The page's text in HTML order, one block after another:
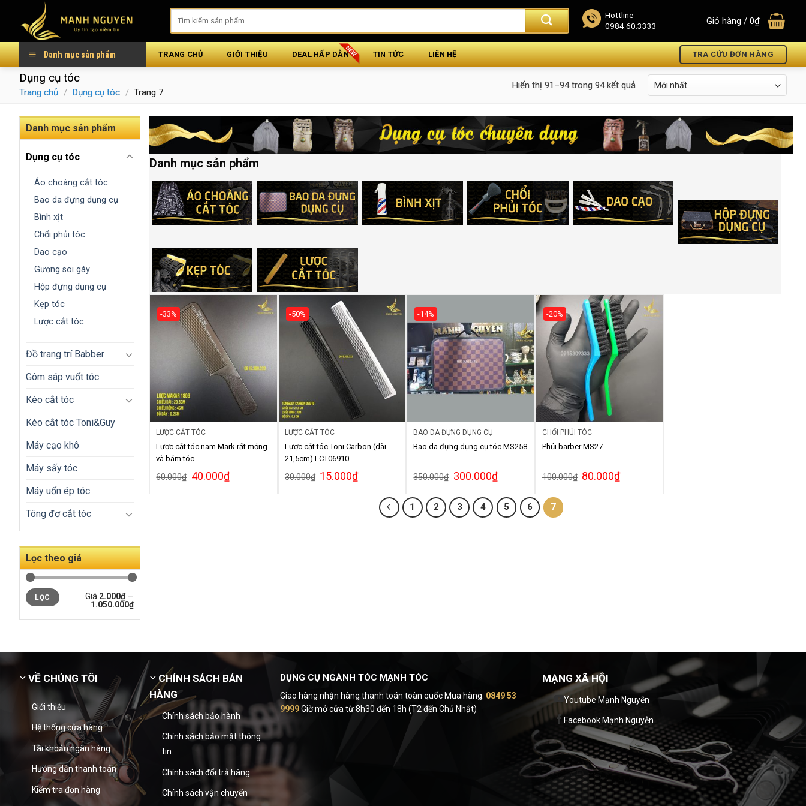
content
Hottline
0984.60.3333
Giỏ hàng / 0₫
Danh mục sản phẩm TRANG CHỦ GIỚI THIỆU DEAL HẤP DẪN TIN TỨC LIÊN HỆ TRA CỨU ĐƠN HÀNG
Dụng cụ tóc
Trang chủ / Dụng cụ tóc / Trang 7
Hiển thị 91–94 trong 94 kết quả
Danh mục sản phẩm
Dụng cụ tóc
Áo choàng cắt tóc
Bao da đựng dụng cụ
Bình xịt
Chổi phủi tóc
Dao cạo
Gương soi gáy
Hộp đựng dụng cụ
Kẹp tóc
Lược cắt tóc
Đồ trang trí Babber
Gôm sáp vuốt tóc
Kéo cắt tóc
Kéo cắt tóc Toni&Guy
Máy cạo khô
Máy sấy tóc
Máy uốn ép tóc
Tông đơ cắt tóc
Lọc theo giá
LỌC Giá 2.000₫ —
1.050.000₫
Danh mục sản phẩm
-33%
LƯỢC CẮT TÓC
Lược cắt tóc nam Mark rất mỏng
và bám tóc ...
60.000₫ 40.000₫
-50%
LƯỢC CẮT TÓC
Lược cắt tóc Toni Carbon (dài
21,5cm) LCT06910
30.000₫ 15.000₫
-14%
BAO DA ĐỰNG DỤNG CỤ
Bao da đựng dụng cụ tóc MS258
350.000₫ 300.000₫
-20%
CHỔI PHỦI TÓC
Phủi barber MS27
100.000₫ 80.000₫
1 2 3 4 5 6 7
VỀ CHÚNG TÔI
Giới thiệu
Hệ thống cửa hàng
Tài khoản ngân hàng
Hướng dẫn thanh toán
Kiểm tra đơn hàng
CHÍNH SÁCH BÁN
HÀNG
Chính sách bảo hành
Chính sách bảo mật thông
tin
Chính sách đổi trả hàng
Chính sách vận chuyển
DỤNG CỤ NGÀNH TÓC MẠNH TÓC
Giao hàng nhận hàng thanh toán toàn quốc Mua hàng: 0849 53
9999Giờ mở cửa từ 8h30 đến 18h (T2 đến Chủ Nhật)
MẠNG XÃ HỘI
Youtube Mạnh Nguyễn
Facebook Mạnh Nguyễn